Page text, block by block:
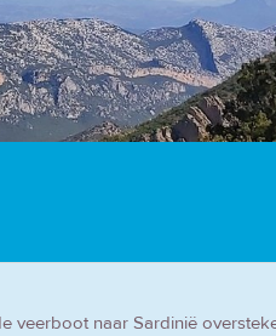
veerboot naar Sardinië